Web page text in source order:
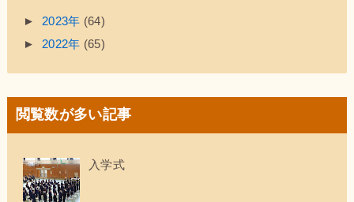
► 2023年 (64)
► 2022年 (65)
閲覧数が多い記事
入学式